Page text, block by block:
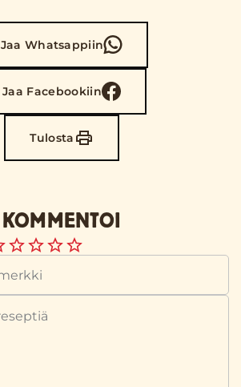
Jaa Whatsappiin
Jaa Facebookiin
Tulosta
KOMMENTOI